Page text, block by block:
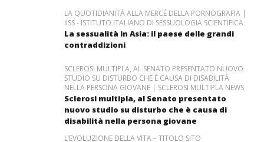
LA QUOTIDIANITÀ ALLA MERCÉ DELLA PORNOGRAFIA |
IISS - ISTITUTO ITALIANO DI SESSUOLOGIA SCIENTIFICA
La sessualità in Asia: il paese delle grandi
contraddizioni
SCLEROSI MULTIPLA, AL SENATO PRESENTATO NUOVO
STUDIO SU DISTURBO CHE È CAUSA DI DISABILITÀ
NELLA PERSONA GIOVANE | SCLEROSI MULTIPLA NEWS
Sclerosi multipla, al Senato presentato
nuovo studio su disturbo che è causa di
disabilità nella persona giovane
L’EVOLUZIONE DELLA VITA – TITOLO SITO